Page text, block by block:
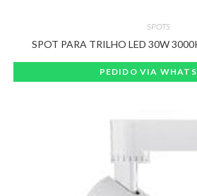
SPOTS
SPOT PARA TRILHO LED 30W
PEDIDO VIA